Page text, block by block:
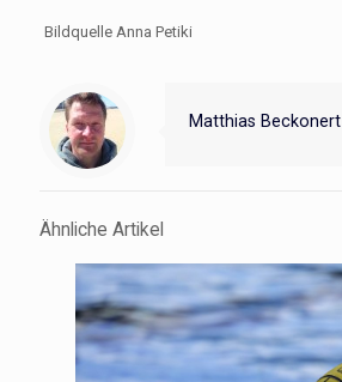
Bildquelle Anna Petiki
Matthias Beckonert
Ähnliche Artikel